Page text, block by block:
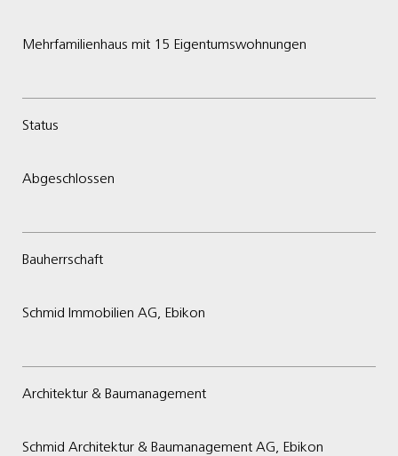
Mehrfamilienhaus mit 15 Eigentumswohnungen
Status
Abgeschlossen
Bauherrschaft
Schmid Immobilien AG, Ebikon
Architektur & Baumanagement
Schmid Architektur & Baumanagement AG, Ebikon